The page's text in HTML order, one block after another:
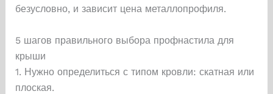
безусловно, и зависит цена металлопрофиля.
5 шагов правильного выбора профнастила для
крыши
1. Нужно определиться с типом кровли: скатная или
плоская.